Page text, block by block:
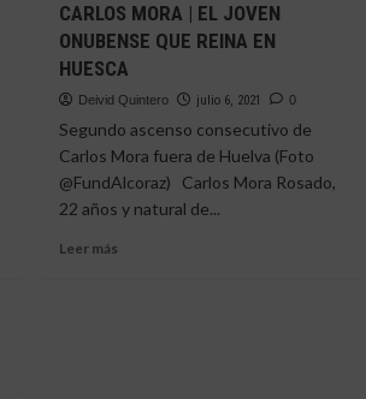
INCORPORACIÓN
DEL
RECREATIVO
DE
CARLOS MORA | EL JOVEN
ONUBENSE QUE REINA EN
HUESCA
Deivid Quintero julio 6, 2021 0
Segundo ascenso consecutivo de
Carlos Mora fuera de Huelva (Foto
@FundAlcoraz) Carlos Mora Rosado,
22 años y natural de...
Leer más